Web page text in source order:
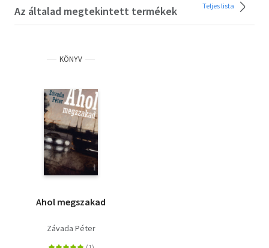
Az általad megtekintett termékek Teljes lista
KÖNYV
Ahol megszakad
Závada Péter